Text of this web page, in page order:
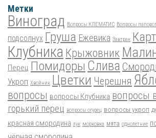
Метки
Виноград Вопросы КЛЕМАТИС Вопросы
подсолнух Груша Ежевика Завтрак
Клубника Крыжовник
Перец Помидоры Слива
Укроп Хвойник Цветки Черешня
вопросы вопросы Клубника вопросы
горький перец вопросы огурец вопросы укроп
красная смородина лук морковка мята однолетние